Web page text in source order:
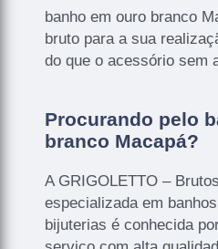
banho em ouro branco
bruto para a sua
do que o acessório sem
Procurando pelo
branco Macapá?
A GRIGOLETTO –
especializada em
bijuterias é conhecida